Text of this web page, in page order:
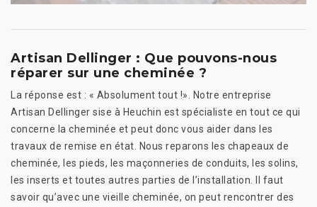
Artisan Dellinger : Que pouvons-nous
réparer sur une cheminée ?
La réponse est : « Absolument tout !». Notre entreprise
Artisan Dellinger sise à Heuchin est spécialiste en tout ce qui
concerne la cheminée et peut donc vous aider dans les
travaux de remise en état. Nous reparons les chapeaux de
cheminée, les pieds, les maçonneries de conduits, les solins,
les inserts et toutes autres parties de l’installation. Il faut
savoir qu’avec une vieille cheminée, on peut rencontrer des